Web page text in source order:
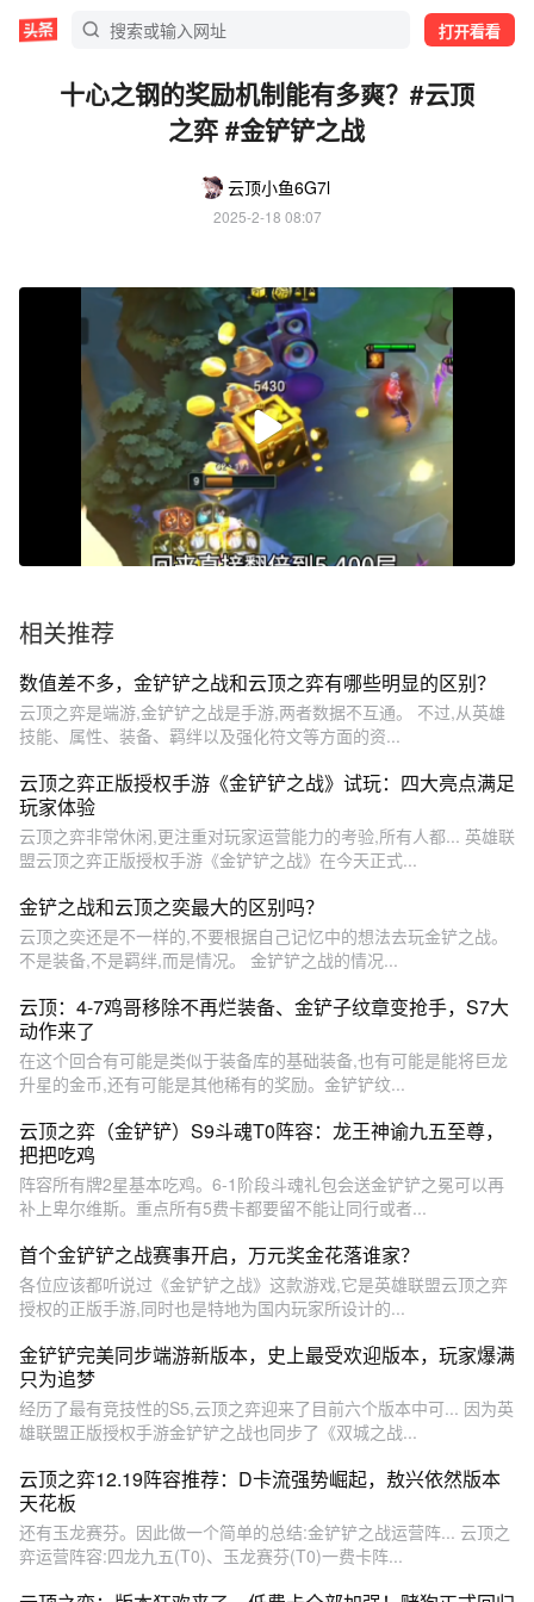
打开看看
十心之钢的奖励机制能有多爽？#云顶
之弈 #金铲铲之战
云顶小鱼6G7l
2025-2-18 08:07
相关推荐
数值差不多，金铲铲之战和云顶之弈有哪些明显的区别？
云顶之弈是端游,金铲铲之战是手游,两者数据不互通。 不过,从英雄
技能、属性、装备、羁绊以及强化符文等方面的资...
云顶之弈正版授权手游《金铲铲之战》试玩：四大亮点满足
玩家体验
云顶之弈非常休闲,更注重对玩家运营能力的考验,所有人都... 英雄联
盟云顶之弈正版授权手游《金铲铲之战》在今天正式...
金铲之战和云顶之奕最大的区别吗？
云顶之奕还是不一样的,不要根据自己记忆中的想法去玩金铲之战。
不是装备,不是羁绊,而是情况。 金铲铲之战的情况...
云顶：4-7鸡哥移除不再烂装备、金铲子纹章变抢手，S7大
动作来了
在这个回合有可能是类似于装备库的基础装备,也有可能是能将巨龙
升星的金币,还有可能是其他稀有的奖励。金铲铲纹...
云顶之弈（金铲铲）S9斗魂T0阵容：龙王神谕九五至尊，
把把吃鸡
阵容所有牌2星基本吃鸡。6-1阶段斗魂礼包会送金铲铲之冕可以再
补上卑尔维斯。重点所有5费卡都要留不能让同行或者...
首个金铲铲之战赛事开启，万元奖金花落谁家？
各位应该都听说过《金铲铲之战》这款游戏,它是英雄联盟云顶之弈
授权的正版手游,同时也是特地为国内玩家所设计的...
金铲铲完美同步端游新版本，史上最受欢迎版本，玩家爆满
只为追梦
经历了最有竞技性的S5,云顶之弈迎来了目前六个版本中可... 因为英
雄联盟正版授权手游金铲铲之战也同步了《双城之战...
云顶之弈12.19阵容推荐：D卡流强势崛起，敖兴依然版本
天花板
还有玉龙赛芬。因此做一个简单的总结:金铲铲之战运营阵... 云顶之
弈运营阵容:四龙九五(T0)、玉龙赛芬(T0)一费卡阵...